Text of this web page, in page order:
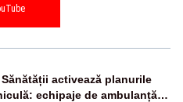
activează planurile
echipaje de ambulanță